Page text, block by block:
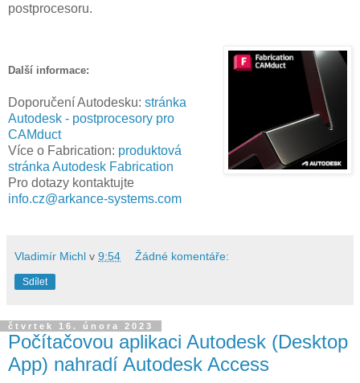
postprocesoru.
Další informace:
Doporučení Autodesku: stránka
Autodesk - postprocesory pro
CAMduct
Více o Fabrication: produktová
stránka Autodesk Fabrication
Pro dotazy kontaktujte
info.cz@arkance-systems.com
Vladimír Michl v 9:54 Žádné komentáře:
Sdílet
čtvrtek 16. února 2023
Počítačovou aplikaci Autodesk (Desktop
App) nahradí Autodesk Access